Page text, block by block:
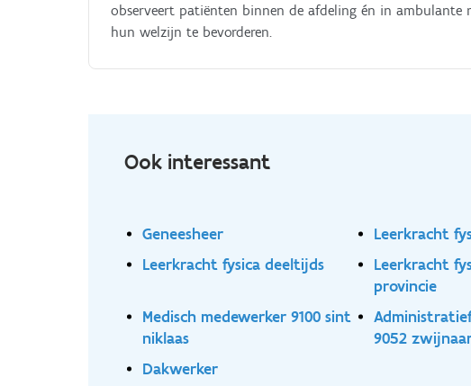
observeert patiënten binnen de afdeling én in ambulante
hun welzijn te bevorderen.
Ook interessant
Geneesheer Leerkracht
Leerkracht fysica deeltijds
Leerkracht
provincie
Medisch medewerker 9100 sint
niklaas
9052
Dakwerker